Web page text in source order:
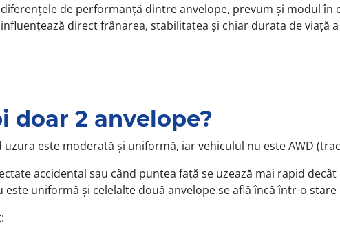
de performanță dintre anvelope, prevum și modul în
direct frânarea, stabilitatea și chiar durata de viață
doar 2 anvelope?
este moderată și uniformă, iar vehiculul nu este AWD
accidental sau când puntea față se uzează mai rapid decât
uniformă și celelalte două anvelope se află încă într-o stare